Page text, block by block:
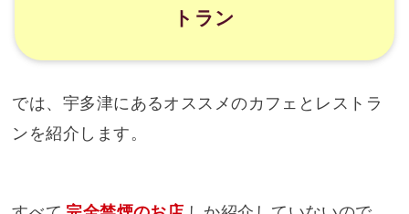
トラン
では、宇多津にあるオススメのカフェとレストラ
ンを紹介します。